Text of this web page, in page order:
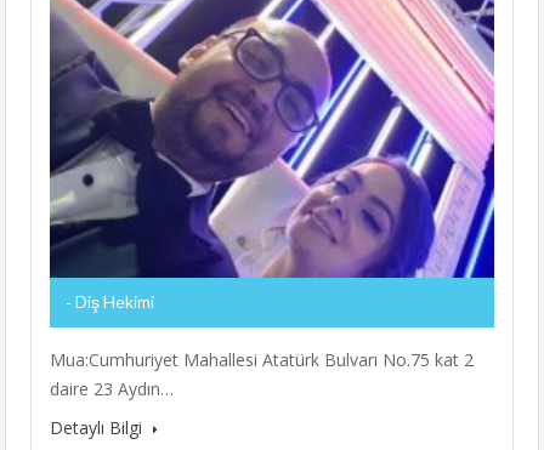
Diş Hekimi
Mua:Cumhuriyet Mahallesi Atatürk Bulvarı No.75 kat 2
daire 23 Aydın…
Detaylı Bilgi